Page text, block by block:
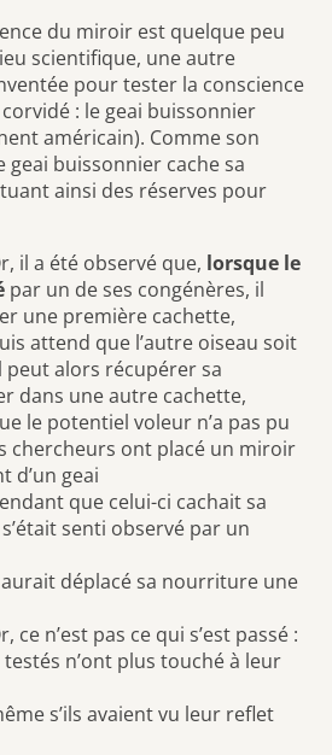
du miroir est quelque peu
scientifique, une autre
pour tester la conscience
: le geai buissonnier
américain). Comme son
geai buissonnier cache sa
ainsi des réserves pour
que, lorsque le
par un de ses congénères, il
une première cachette,
l’autre oiseau soit
peut alors récupérer sa
dans une autre cachette,
voleur n’a pas pu
chercheurs ont placé un miroir
d’un geai
celui-ci cachait sa
senti observé par un
sa nourriture une
ce qui s’est passé :
n’ont plus touché à leur
vu leur reflet